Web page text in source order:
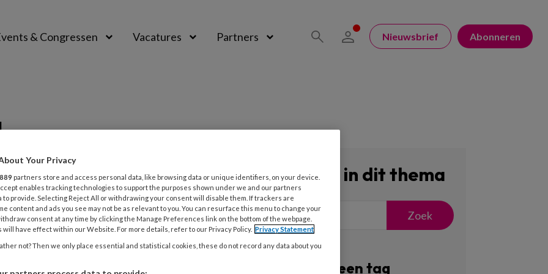
& Congressen Vacatures Partners Nieuwsbrief Abonneren
2025 NIEUWS TAAL
leren beter Nederlands als je
serieus neemt
groeien thuis op met een andere taal dan het
Zoeken in dit thema
Zoek
Filter op een tag
Your Privacy
889 partners store and access personal data, like browsing data or unique identifiers, on your device.
enables tracking technologies to support the purposes shown under we and our partners
to provide. Selecting Reject All or withdrawing your consent will disable them. If trackers are
content and ads you see may not be as relevant to you. You can resurface this menu to change your
consent at any time by clicking the Manage Preferences link on the bottom of the webpage.
will have effect within our Website. For more details, refer to our Privacy Policy. Privacy Statement
not? Then we only place essential and statistical cookies, these do not record any data about you